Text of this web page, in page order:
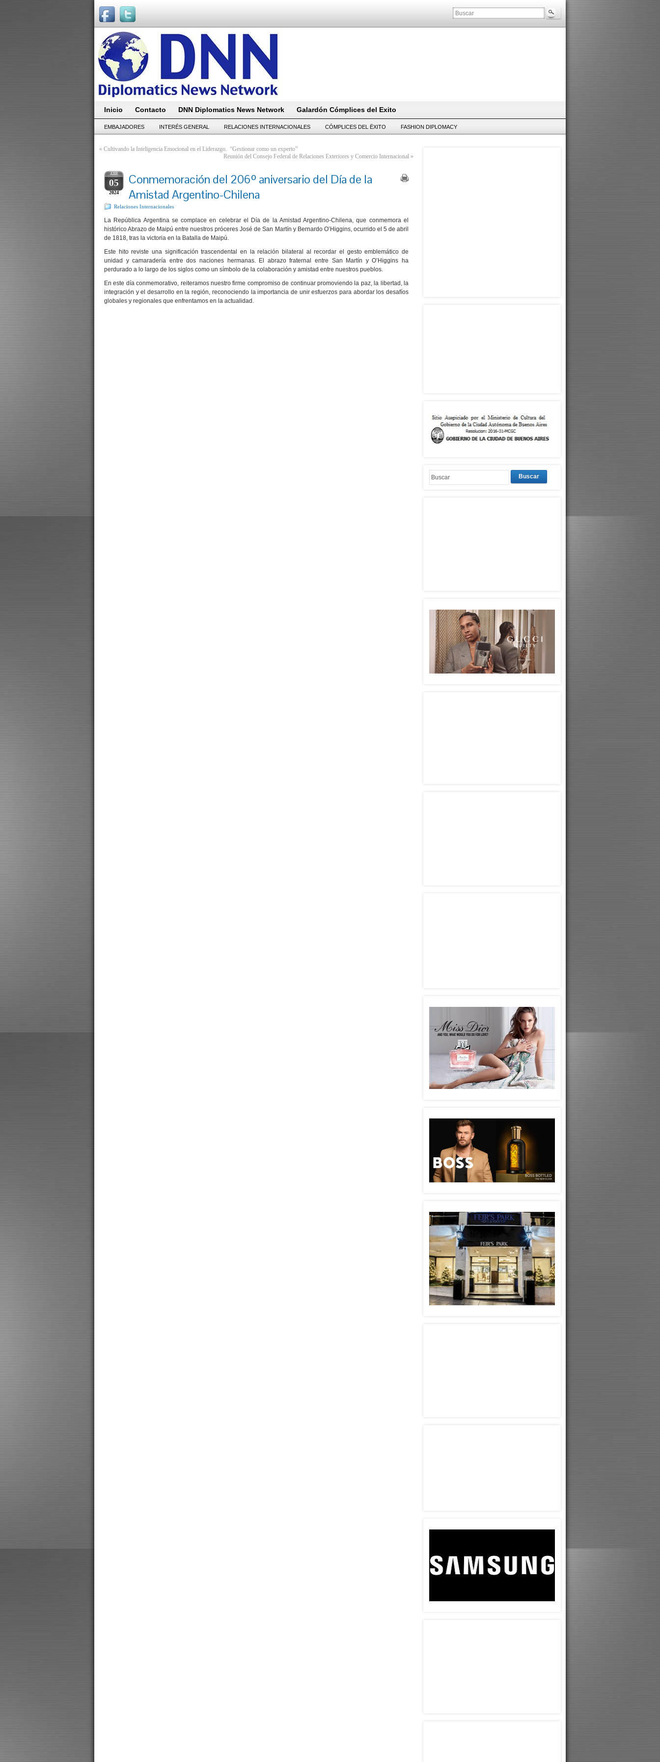
Inicio Contacto DNN Diplomatics News Network Galardón Cómplices del Exito
EMBAJADORES INTERÉS GENERAL RELACIONES INTERNACIONALES CÓMPLICES DEL ËXITO FASHION DIPLOMACY
« Cultivando la Inteligencia Emocional en el Liderazgo. “Gestionar como un experto”
Reunión del Consejo Federal de Relaciones Exteriores y Comercio Internacional »
ABR
05
2024
Conmemoración del 206º aniversario del Día de la
Amistad Argentino-Chilena
Relaciones Internacionales
La República Argentina se complace en celebrar el Día de la Amistad Argentino-Chilena, que conmemora el
histórico Abrazo de Maipú entre nuestros próceres José de San Martín y Bernardo O’Higgins, ocurrido el 5 de abril
de 1818, tras la victoria en la Batalla de Maipú.
Este hito reviste una significación trascendental en la relación bilateral al recordar el gesto emblemático de
unidad y camaradería entre dos naciones hermanas. El abrazo fraternal entre San Martín y O’Higgins ha
perdurado a lo largo de los siglos como un símbolo de la colaboración y amistad entre nuestros pueblos.
En este día conmemorativo, reiteramos nuestro firme compromiso de continuar promoviendo la paz, la libertad, la
integración y el desarrollo en la región, reconociendo la importancia de unir esfuerzos para abordar los desafíos
globales y regionales que enfrentamos en la actualidad.
Buscar